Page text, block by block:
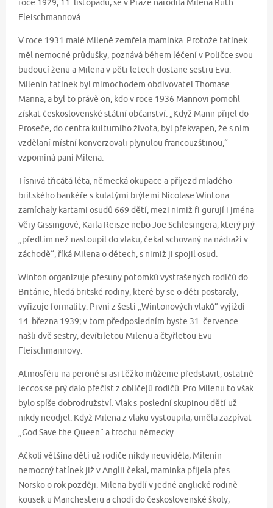
roce 1929, 11. listopadu, se v Praze narodila Milena Ruth
Fleischmannová.
V roce 1931 malé Mileně zemřela maminka. Protože tatínek
měl nemocné průdušky, poznává během léčení v Poličce svou
budoucí ženu a Milena v pěti letech dostane sestru Evu.
Milenin tatínek byl mimochodem obdivovatel Thomase
Manna, a byl to právě on, kdo v roce 1936 Mannovi pomohl
získat československé státní občanství. „Když Mann přijel do
Proseče, do centra kulturního života, byl překvapen, že s ním
vzdělaní místní konverzovali plynulou francouzštinou,“
vzpomíná paní Milena.
Tísnivá třicátá léta, německá okupace a příjezd mladého
britského bankéře s kulatými brýlemi Nicolase Wintona
zamíchaly kartami osudů 669 dětí, mezi nimiž fi gurují i jména
Věry Gissingové, Karla Reisze nebo Joe Schlesingera, který prý
„předtím než nastoupil do vlaku, čekal schovaný na nádraží v
záchodě“, říká Milena o dětech, s nimiž ji spojil osud.
Winton organizuje přesuny potomků vystrašených rodičů do
Británie, hledá britské rodiny, které by se o děti postaraly,
vyřizuje formality. První z šesti „Wintonových vlaků“ vyjíždí
14. března 1939; v tom předposledním byste 31. července
našli dvě sestry, devítiletou Milenu a čtyřletou Evu
Fleischmannovy.
Atmosféru na peroně si asi těžko můžeme představit, ostatně
leccos se prý dalo přečíst z obličejů rodičů. Pro Milenu to však
bylo spíše dobrodružství. Vlak s poslední skupinou dětí už
nikdy neodjel. Když Milena z vlaku vystoupila, uměla zazpívat
„God Save the Queen“ a trochu německy.
Ačkoli většina dětí už rodiče nikdy neuviděla, Milenin
nemocný tatínek již v Anglii čekal, maminka přijela přes
Norsko o rok později. Milena bydlí v jedné anglické rodině
kousek u Manchesteru a chodí do československé školy,